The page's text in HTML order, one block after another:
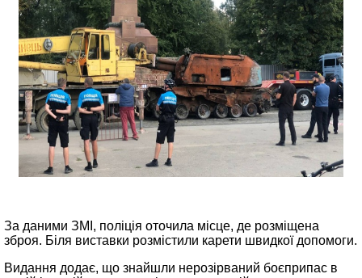
За даними ЗМІ, поліція оточила місце, де розміщена
зброя. Біля виставки розмістили карети швидкої допомоги.
Видання додає, що знайшли нерозірваний боєприпас в